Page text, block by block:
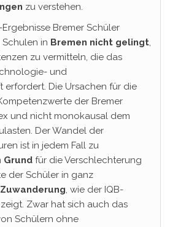
zu verstehen.
Bremer Schüler
in Bremen nicht gelingt,
zu vermitteln, die das
und
erfordert. Die Ursachen für die
der Bremer
und nicht monokausal dem
Der Wandel der
ist in jedem Fall zu
Grund für die Verschlechterung
der Schüler in ganz
Zuwanderung, wie der IQB-
Zwar hat sich auch das
Schülern ohne